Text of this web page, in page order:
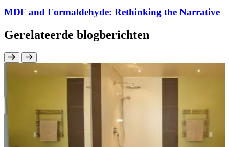
MDF and Formaldehyde: Rethinking the Narrative
Gerelateerde blogberichten